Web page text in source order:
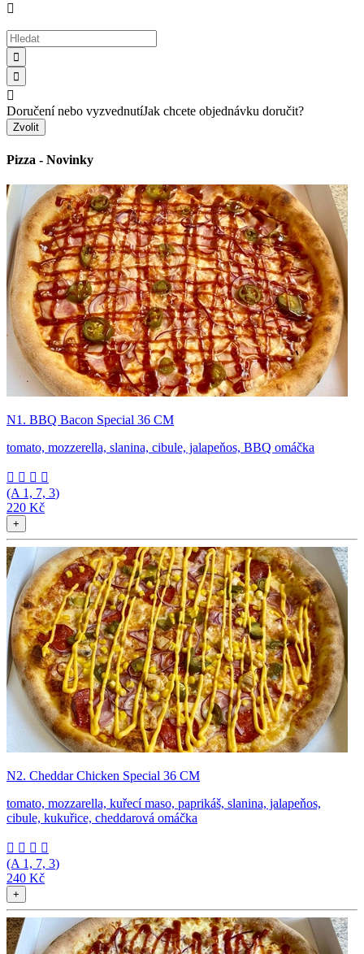




Doručení nebo vyzvednutíJak chcete objednávku doručit?
Zvolit
Pizza - Novinky
N1. BBQ Bacon Special 36 CM
tomato, mozzerella, slanina, cibule, jalapeňos, BBQ omáčka
   
(A 1, 7, 3)
220 Kč
+
N2. Cheddar Chicken Special 36 CM
tomato, mozzarella, kuřecí maso, paprikáš, slanina, jalapeňos,
cibule, kukuřice, cheddarová omáčka
   
(A 1, 7, 3)
240 Kč
+